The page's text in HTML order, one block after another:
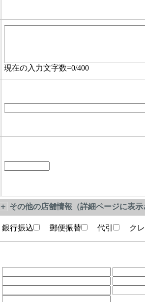
現在の入力文字数=0/400
＋ その他の店舗情報（詳細ページに表
銀行振込 郵便振替 代引 クレ